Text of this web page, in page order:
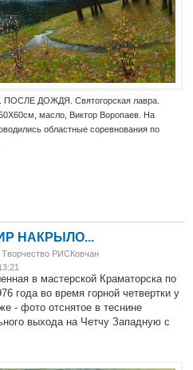
ДОЖДЯ. Святогорская лавра.
масло, Виктор Воропаев. На
областные соревнования по
НАКРЫЛО...
Творчество РИСКовчан
в мастерской Краматорска по
года во время горной четвертки у
- фото отснятое в теснине
выхода на Четчу Западную с